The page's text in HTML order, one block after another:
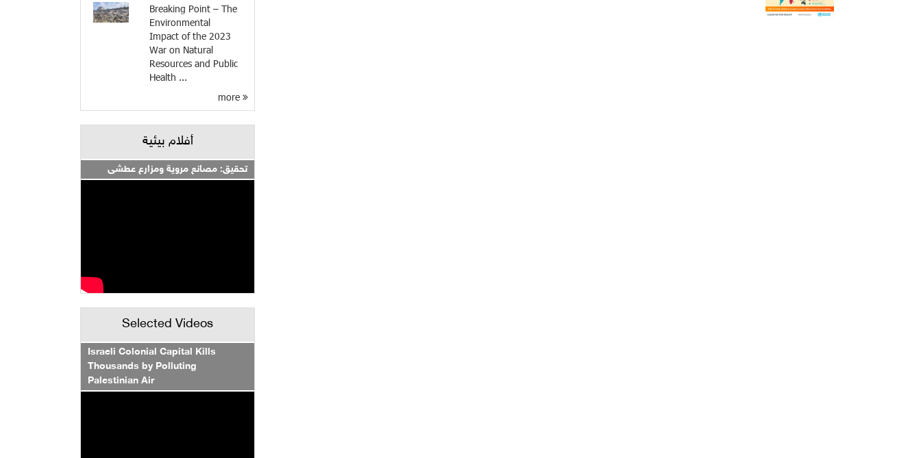
Breaking Point – The
Environmental
Impact of the 2023
War on Natural
Resources and Public
Health ...
أفلام بيئية
تحقيق: مصانع مروية ومزارع عطشى
Selected Videos
Israeli Colonial Capital Kills
Thousands by Polluting
Palestinian Air